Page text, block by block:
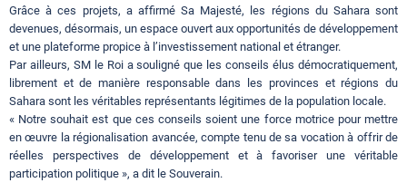
Grâce à ces projets, a affirmé Sa Majesté, les régions du Sahara sont
devenues, désormais, un espace ouvert aux opportunités de développement
et une plateforme propice à l’investissement national et étranger.
Par ailleurs, SM le Roi a souligné que les conseils élus démocratiquement,
librement et de manière responsable dans les provinces et régions du
Sahara sont les véritables représentants légitimes de la population locale.
« Notre souhait est que ces conseils soient une force motrice pour mettre
en œuvre la régionalisation avancée, compte tenu de sa vocation à offrir de
réelles perspectives de développement et à favoriser une véritable
participation politique », a dit le Souverain.